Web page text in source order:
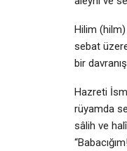
Hilim (hilm)
sebat üzere
bir
Hazreti
rüyamda
sâlih ve